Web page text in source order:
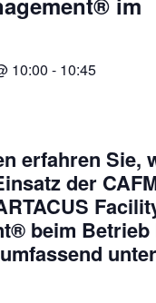
10:00 - 10:45
erfahren Sie,
der
beim Betrieb